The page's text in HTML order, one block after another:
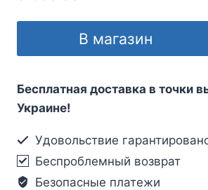
В магазин
Бесплатная доставка в точки
Украине!
Удовольствие
Беспроблемный возврат
Безопасные платежи